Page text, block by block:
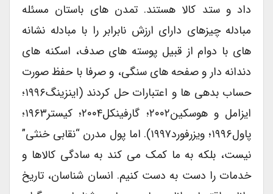
داد و ستد کالا هستند. تمدن های باستان مسئله
مبادله چیزهای دارای ارزش نابرابر را با مبادله نشانه
های با دوام از قبیل پوسته های صدف، اسکنه های
دندانه دار و صفحه های سنگی، و صرفا با حفظ صورت
حساب بدهی ها و اعتبارات حل کردند (اینزینگ۱۹۹۶؛
ایزامل و هوسکین۲۰۰۲؛ گارفینکل۲۰۰۴؛ کیستر۱۹۶۳؛
پاول۱۹۹۶؛ ویزرفورد۱۹۹۷). اما پول مدرن “نقابی خنثی”
نیست، بلکه به ما کمک می کند به سادگی کالاها و
خدمات را دست به دست کنیم. انسان شناسان، تاریخ